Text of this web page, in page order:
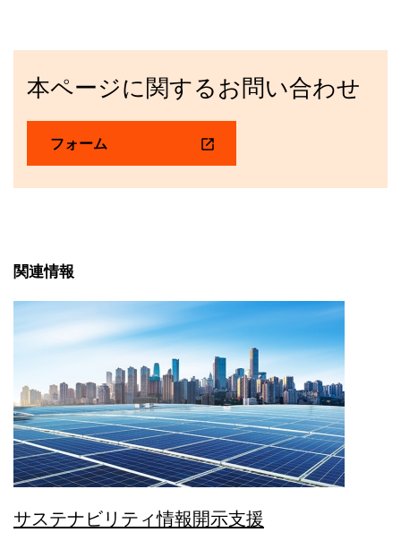
本ページに関するお問い合わせ
フォーム
関連情報
サステナビリティ情報開示支援